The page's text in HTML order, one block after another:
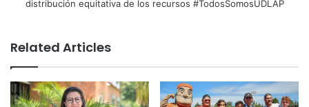
distribución equitativa de los recursos #TodosSomosUDLAP
Related Articles